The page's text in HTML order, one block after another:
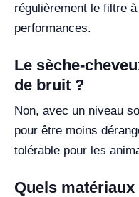
régulièrement le filtre
performances.
Le sèche-
de bruit ?
Non, avec un niveau
pour être moins
tolérable pour les
Quels